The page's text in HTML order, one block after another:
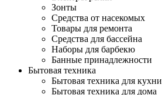
Зонты
Средства от насекомых
Товары для ремонта
Средства для бассейна
Наборы для барбекю
Банные принадлежности
Бытовая техника
Бытовая техника для кухни
Бытовая техника для дома